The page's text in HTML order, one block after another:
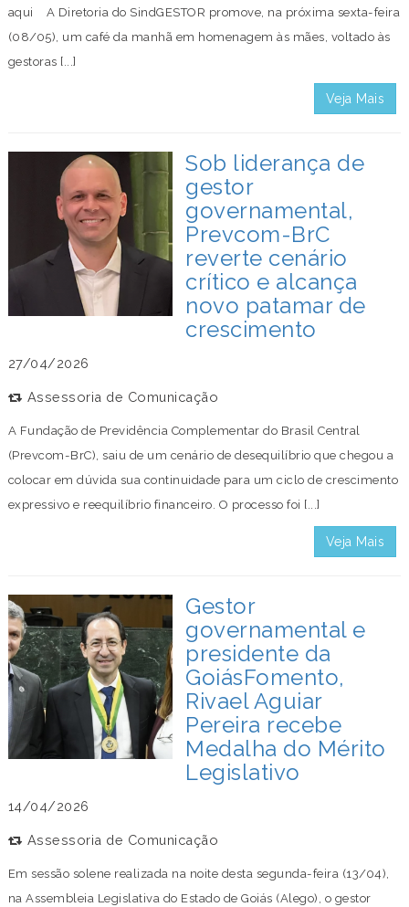
aqui A Diretoria do SindGESTOR promove, na próxima sexta-feira
(08/05), um café da manhã em homenagem às mães, voltado às
gestoras [...]
Veja Mais
Sob liderança de
gestor
governamental,
Prevcom-BrC
reverte cenário
crítico e alcança
novo patamar de
crescimento
27/04/2026
Assessoria de Comunicação
A Fundação de Previdência Complementar do Brasil Central
(Prevcom-BrC), saiu de um cenário de desequilíbrio que chegou a
colocar em dúvida sua continuidade para um ciclo de crescimento
expressivo e reequilíbrio financeiro. O processo foi [...]
Veja Mais
Gestor
governamental e
presidente da
GoiásFomento,
Rivael Aguiar
Pereira recebe
Medalha do Mérito
Legislativo
14/04/2026
Assessoria de Comunicação
Em sessão solene realizada na noite desta segunda-feira (13/04),
na Assembleia Legislativa do Estado de Goiás (Alego), o gestor